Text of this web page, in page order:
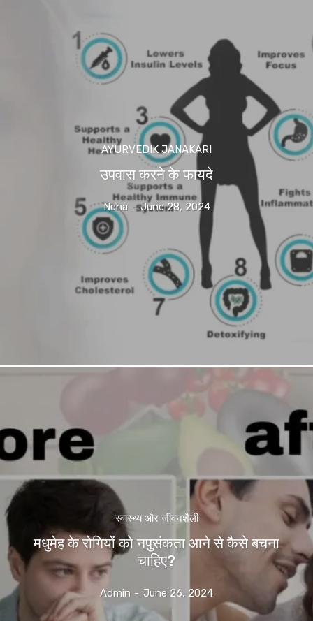
AYURVEDIK JANAKARI
उपवास करने के फायदे
Neha - June 28, 2024
स्वास्थ्य और जीवनशैली
मधुमेह के रोगियों को नपुसंकता आने से कैसे बचना
चाहिए?
Admin - June 26, 2024